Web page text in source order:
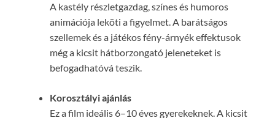
A kastély részletgazdag, színes és humoros
animációja leköti a figyelmet. A barátságos
szellemek és a játékos fény-árnyék effektusok
még a kicsit hátborzongató jeleneteket is
befogadhatóvá teszik.
Korosztályi ajánlás
Ez a film ideális 6–10 éves gyerekeknek. A kicsit